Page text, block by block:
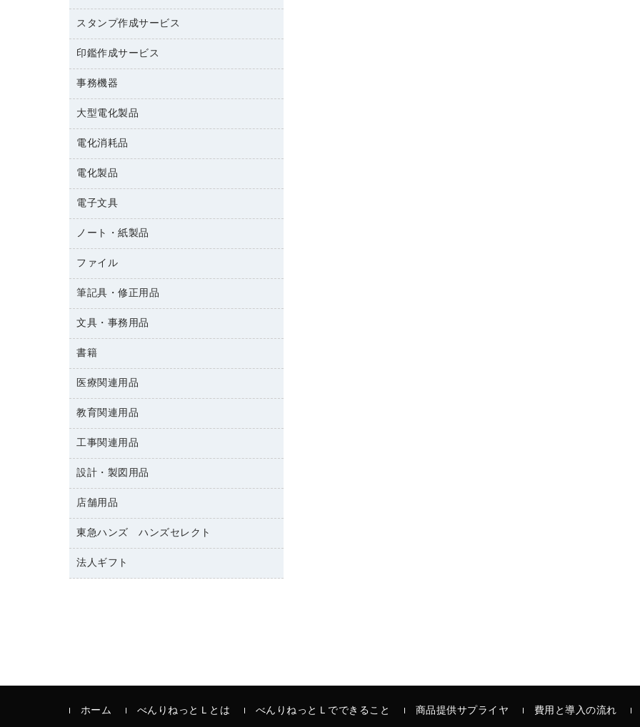
作業用雑貨
梱包用品
梱包用テープ
園芸用品
ペット用品
ソフトドリンク
コーヒーメーカー・備品
インスタントコーヒー
掃除用品
掃除用洗剤
洗濯用品
消臭・芳香剤
殺虫剤
飲食用消耗品
ハンドソープ・石鹸
トイレ用品
トイレ用洗剤
ティッシュペーパー
ダストボックス
タオル・アメニティ用品
スリッパ・サンダル・シューズ
スポーツ・レジャー用品
ゴミ袋
キッチン用品
ゴム印作成サービス
ゴム印（一行印）作成サービス
ゴム印（フリーサイズ印）作成サービス
スタンプ作成サービス
シヤチハタスタンプ作成サービス
カウネットスタンプ作成サービス
印鑑作成サービス
印鑑作成サービス
事務機器
大型シュレッダー（共配）
レーザーポインター
ラミネートフィルム
ラミネータ
タイムレコーダー
シュレッダ
ＯＨＰ用品
大型電化製品
冷蔵庫・キッチン・調理家電
テレビ・ＡＶ機器
電化消耗品
電球・蛍光灯
乾電池・充電池
フィルム・カメラ用品
デスクライト
アルバム
懐中電灯・ライト
電化製品
掃除機・クリーナー
空調・季節家電
その他電化製品
キッチン・調理家電
ＯＡタップ／延長コード
電子文具
電卓
ラベルテープ
その他電子文具
ノート・紙製品
封筒
伝票
典礼用品
帳簿
額縁
各種用紙
ルーズリーフ
ファイル
名刺整理用品
板目表紙・綴込表紙
背幅が伸びるファイル
統一伝票用ファイル
収納保存用品
レターファイル
リングファイル
プレゼン用ファイル
ファイルボックス
パイプ式ファイル
その他ファイル
カードケース
筆記具・修正用品
万年筆
消しゴム
修正液・修正ペン
修正テープ
鉛筆
マーキングペン（油性）
マーキングペン（水性）
ボールペン（油性）
文具・事務用品
輪ゴム
両面テープ
名札
保管・整理用品
壁面／足元収納
備品／小物ケース
透明テープ 事務用
電話台
液体のり
印章用品
書籍
雑誌
パソコンソフト
医療関連用品
保健用品
使い捨て手袋
感染症対策用品
介護用品
医療関連用品
教育関連用品
教育関連用品
工事関連用品
工事関連用品
設計・製図用品
設計・製図用品
店舗用品
店舗運営用品
陳列什器
紙手提げ袋
ＰＯＰ用品
東急ハンズ ハンズセレクト
東急ハンズ
法人ギフト
ホーム べんりねっとＬとは べんりねっとＬでできること 商品提供サプライヤ 費用と導入の流れ